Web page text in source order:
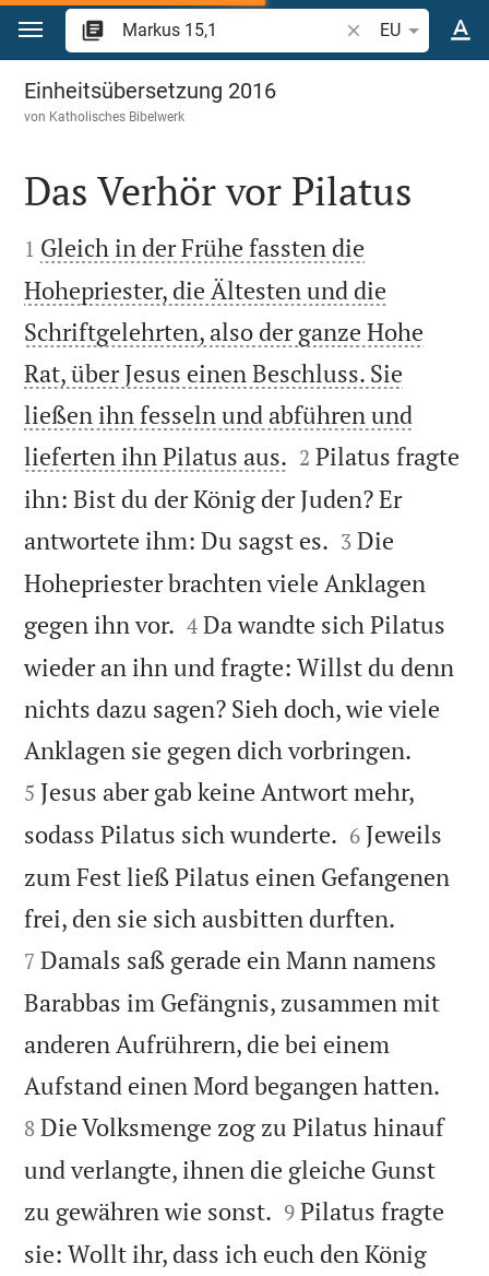
Zum Inhalt springen
Bibelstelle oder
EU
Markus 15
Einheitsübersetzung 2016
von Katholisches Bibelwerk

Das Verhör vor Pilatus

1 Gleich in der Frühe fassten die
Hohepriester, die Ältesten und die
Schriftgelehrten, also der ganze Hohe
Rat, über Jesus einen Beschluss. Sie
ließen ihn fesseln und abführen und
lieferten ihn Pilatus aus. 

2 Pilatus fragte
ihn: Bist du der König der Juden? Er
antwortete ihm: Du sagst es. 

3 Die
Hohepriester brachten viele Anklagen
gegen ihn vor. 

4 Da wandte sich Pilatus
wieder an ihn und fragte: Willst du denn
nichts dazu sagen? Sieh doch, wie viele
Anklagen sie gegen dich vorbringen.
5 Jesus aber gab keine Antwort mehr,
sodass Pilatus sich wunderte. 

6 Jeweils
zum Fest ließ Pilatus einen Gefangenen
frei, den sie sich ausbitten durften.
7 Damals saß gerade ein Mann namens
Barabbas im Gefängnis, zusammen mit
anderen Aufrührern, die bei einem
Aufstand einen Mord begangen hatten.
8 Die Volksmenge zog zu Pilatus hinauf
und verlangte, ihnen die gleiche Gunst
zu gewähren wie sonst. 

9 Pilatus fragte
sie: Wollt ihr, dass ich euch den König